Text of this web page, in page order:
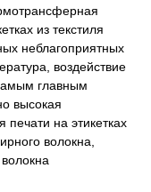
из текстиля
неблагоприятных
воздействие
главным
высокая
печати на этикетках
волокна,